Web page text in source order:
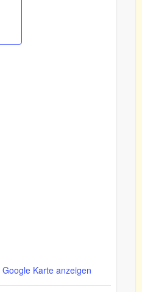
Google Karte anzeigen